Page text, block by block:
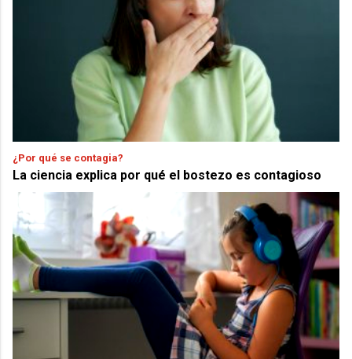
¿Por qué se contagia?
La ciencia explica por qué el bostezo es contagioso